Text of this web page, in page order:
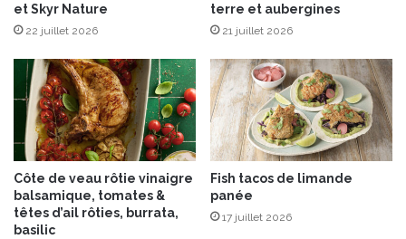
T
I
n
a
l
e
”
et Skyr Nature
22 juillet 2026
terre et aubergines
21 juillet 2026
Côte de veau rôtie vinaigre
balsamique, tomates &
têtes d’ail rôties, burrata,
basilic
Fish tacos de limande
panée
17 juillet 2026